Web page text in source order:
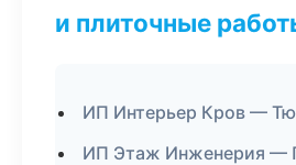
и плиточные
ИП Интерьер Кров —
ИП Этаж Инженерия —